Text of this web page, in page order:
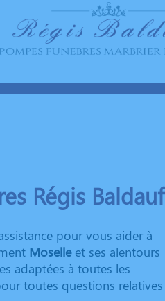
Régis Baldauf
pour vous aider à
Moselleet ses alentours
adaptées à toutes les
toutes questions relatives